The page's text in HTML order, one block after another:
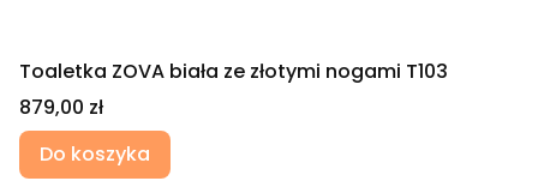
Toaletka ZOVA biała ze złotymi nogami T103
Cena
879,00 zł
Do koszyka